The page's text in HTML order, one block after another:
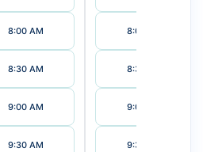
8:00 AM
8:30 AM
9:00 AM
9:30 AM
8:00 AM
8:30 AM
9:00 AM
9:30 AM